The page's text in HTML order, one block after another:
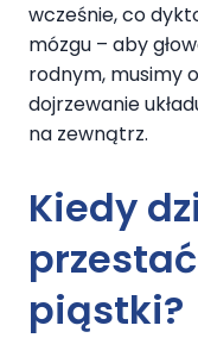
wcześnie, co
mózgu – aby
rodnym, musimy
dojrzewanie
na zewnątrz.
Kiedy
piąstki?